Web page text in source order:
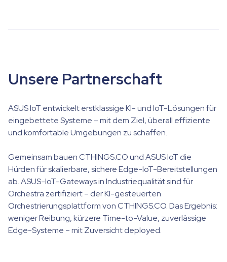
Unsere Partnerschaft
ASUS IoT entwickelt erstklassige KI- und IoT-Lösungen für
eingebettete Systeme – mit dem Ziel, überall effiziente
und komfortable Umgebungen zu schaffen.
Gemeinsam bauen CTHINGS.CO und ASUS IoT die
Hürden für skalierbare, sichere Edge-IoT-Bereitstellungen
ab. ASUS-IoT-Gateways in Industriequalität sind für
Orchestra zertifiziert – der KI-gesteuerten
Orchestrierungsplattform von CTHINGS.CO. Das Ergebnis:
weniger Reibung, kürzere Time-to-Value, zuverlässige
Edge-Systeme – mit Zuversicht deployed.